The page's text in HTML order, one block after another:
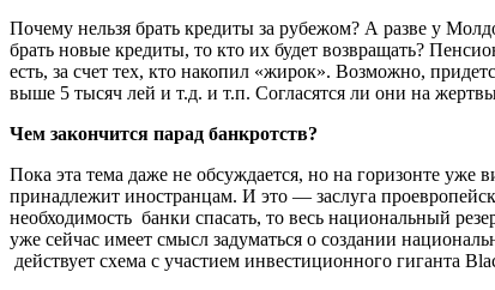
Почему нельзя брать кредиты за рубежом? А разве у
брать новые кредиты, то кто их будет возвращать?
есть, за счет тех, кто накопил «жирок». Возможно,
выше 5 тысяч лей и т.д. и т.п. Согласятся ли они на
Чем закончится парад банкротств?
Пока эта тема даже не обсуждается, но на горизонте уже
принадлежит иностранцам. И это — заслуга
необходимость банки спасать, то весь национальный
уже сейчас имеет смысл задуматься о создании
действует схема с участием инвестиционного гиганта